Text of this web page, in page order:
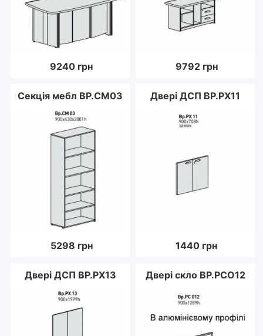
9240 грн 9792 грн
Секція мебл ВР.СМ03
5298 грн
Двері ДСП ВР.РХ11
1440 грн
Двері ДСП ВР.РХ13 Двері скло ВР.РСО12